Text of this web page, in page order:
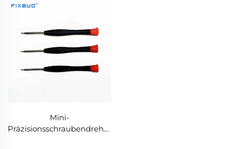
umwandelbarem Griff
Mini-
Präzisionsschraubendreher